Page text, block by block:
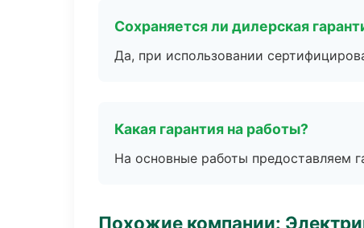
Сохраняется ли дилерская
Да, при использовании
Какая гарантия на работы?
На основные работы предоставляем
Похожие компании: